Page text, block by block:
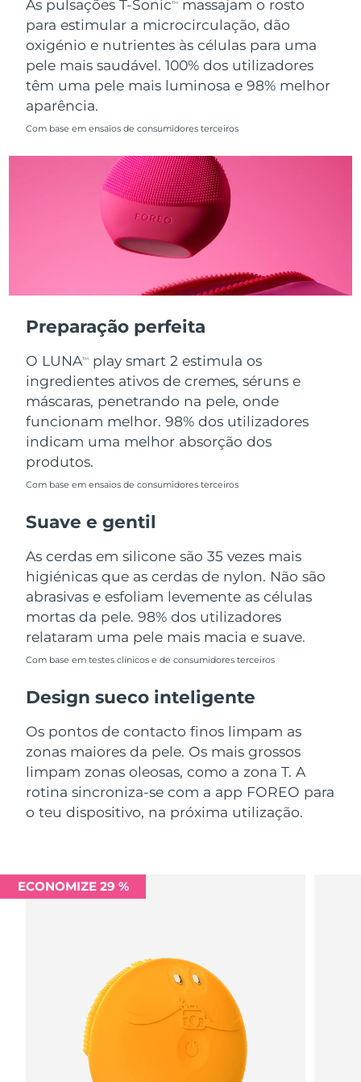
As pulsações T-SonicTM
massajam o rosto
para estimular a microcirculação, dão
oxigénio e nutrientes às células para uma
pele mais saudável. 100% dos utilizadores
têm uma pele mais luminosa e 98% melhor
aparência.
Com base em ensaios de consumidores terceiros
Preparação perfeita
O LUNATM
play smart 2 estimula os
ingredientes ativos de cremes, séruns e
máscaras, penetrando na pele, onde
funcionam melhor. 98% dos utilizadores
indicam uma melhor absorção dos
produtos.
Com base em ensaios de consumidores terceiros
Suave e gentil
As cerdas em silicone são 35 vezes mais
higiénicas que as cerdas de nylon. Não são
abrasivas e esfoliam levemente as células
mortas da pele. 98% dos utilizadores
relataram uma pele mais macia e suave.
Com base em testes clínicos e de consumidores terceiros
Design sueco inteligente
Os pontos de contacto finos limpam as
zonas maiores da pele. Os mais grossos
limpam zonas oleosas, como a zona T. A
rotina sincroniza-se com a app FOREO para
o teu dispositivo, na próxima utilização.
ECONOMIZE 29 %
Singapura Entrega prevista
Eslováquia Entrega prevista8/8/26
Eslovênia
Coreia do Sul Entrega prevista
Entrega prevista
Suíça Entrega prevista8/8/26
Taiwan
Tailândia
Turquia Entrega prevista
Emirados Árabes
Unidos
Uzbequistão Entrega prevista13/8/26
Vietnã Entrega prevista